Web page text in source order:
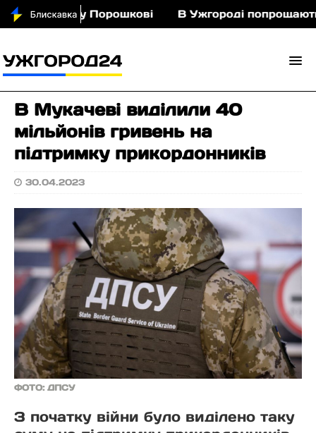
з кіньми у Порошкові В Ужгороді
В Мукачеві виділили 40
мільйонів гривень на
підтримку прикордонників
30.04.2023
ФОТО: ДПСУ
З початку війни було виділено таку